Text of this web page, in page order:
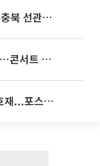
가 압수수색
빅뱅, 20주년 기념 '새 뱅봉' 선보인다⋯콘서트 앞두고 팝업 개최
[증시키워드] 반도체 충격 뚫은 개별 호재...포스코퓨처엠·에코프로·한화솔루션 '눈길'